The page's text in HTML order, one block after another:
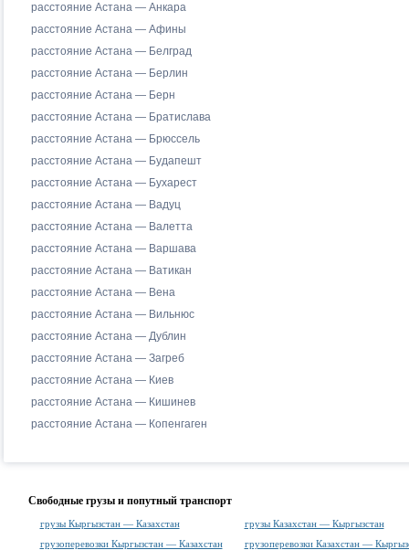
расстояние Астана — Анкара
расстояние Астана — Афины
расстояние Астана — Белград
расстояние Астана — Берлин
расстояние Астана — Берн
расстояние Астана — Братислава
расстояние Астана — Брюссель
расстояние Астана — Будапешт
расстояние Астана — Бухарест
расстояние Астана — Вадуц
расстояние Астана — Валетта
расстояние Астана — Варшава
расстояние Астана — Ватикан
расстояние Астана — Вена
расстояние Астана — Вильнюс
расстояние Астана — Дублин
расстояние Астана — Загреб
расстояние Астана — Киев
расстояние Астана — Кишинев
расстояние Астана — Копенгаген
Свободные грузы и попутный транспорт
грузы Кыргызстан — Казахстан
грузы Казахстан — Кыргызстан
грузоперевозки Кыргызстан — Казахстан
грузоперевозки Казахстан —